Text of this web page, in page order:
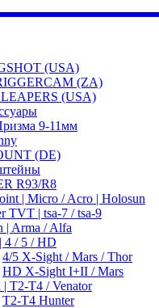
(USA)
(ZA)
(USA)
9-11мм
(DE)
R93/R8
| Micro / Acro | Holosun
TVT | tsa-7 / tsa-9
| Arma / Alfa
4 / 5 / HD
4/5 X-Sight / Mars / Thor
HD X-Sight I+II / Mars
| T2-T4 / Venator
T2-T4 Hunter